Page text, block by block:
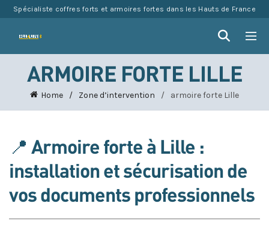
Spécialiste coffres forts et armoires fortes dans les Hauts de France
ARMOIRE FORTE LILLE
Home Zone d’intervention armoire forte Lille
📍 Armoire forte à Lille :
installation et sécurisation de
vos documents professionnels